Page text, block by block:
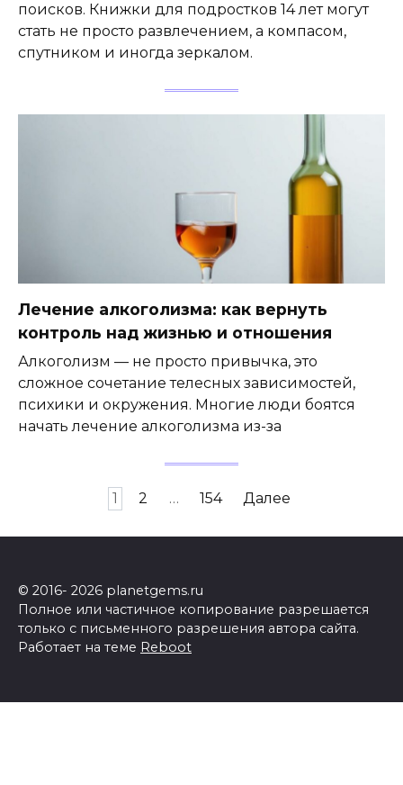
поисков. Книжки для подростков 14 лет могут
стать не просто развлечением, а компасом,
спутником и иногда зеркалом.
Лечение алкоголизма: как вернуть
контроль над жизнью и отношения
Алкоголизм — не просто привычка, это
сложное сочетание телесных зависимостей,
психики и окружения. Многие люди боятся
начать лечение алкоголизма из-за
1 2 … 154 Далее
© 2016- 2026 planetgems.ru
Полное или частичное копирование разрешается
только с письменного разрешения автора сайта.
Работает на теме Reboot